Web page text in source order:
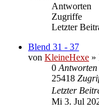
Antworten
Zugriffe
Letzter
Blend 31 - 37
von KleineHexe »
0 Antworten
25418
Letzter
Mi 3. Jul